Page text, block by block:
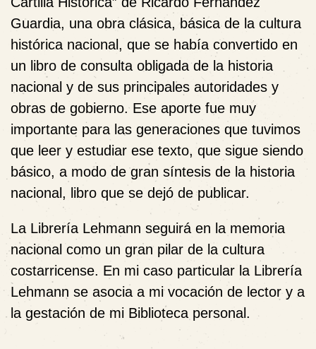
Guardia, una obra clásica, básica de la cultura
histórica nacional, que se había convertido en
un libro de consulta obligada de la historia
nacional y de sus principales autoridades y
obras de gobierno. Ese aporte fue muy
importante para las generaciones que tuvimos
que leer y estudiar ese texto, que sigue siendo
básico, a modo de gran síntesis de la historia
nacional, libro que se dejó de publicar.
La Librería Lehmann seguirá en la memoria
nacional como un gran pilar de la cultura
costarricense. En mi caso particular la Librería
Lehmann se asocia a mi vocación de lector y a
la gestación de mi Biblioteca personal.